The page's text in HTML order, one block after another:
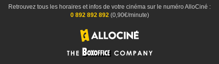
Retrouvez tous les horaires et infos de votre cinéma sur le numéro AlloCiné :
0 892 892 892(0,90€/minute)